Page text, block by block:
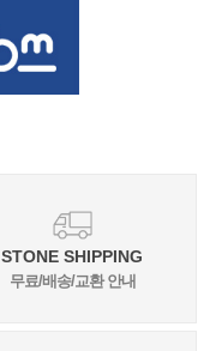
STONE SHIPPING
무료/배송/교환 안내